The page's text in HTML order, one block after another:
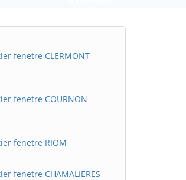
fenetre CLERMONT-
fenetre COURNON-
fenetre RIOM
fenetre CHAMALIERES